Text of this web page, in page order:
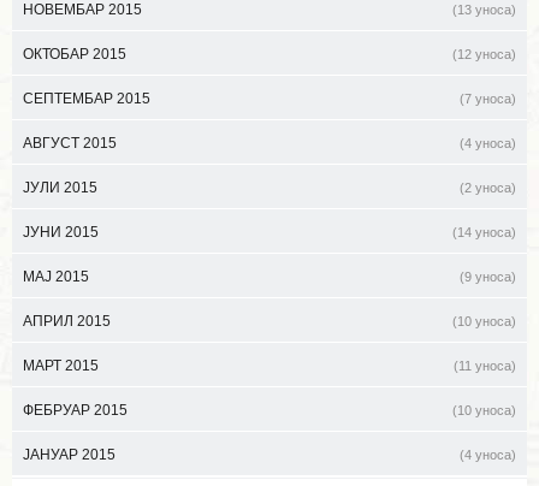
НОВЕМБАР 2015 (13 уноса)
ОКТОБАР 2015 (12 уноса)
СЕПТЕМБАР 2015 (7 уноса)
АВГУСТ 2015 (4 уноса)
ЈУЛИ 2015 (2 уноса)
ЈУНИ 2015 (14 уноса)
МАЈ 2015 (9 уноса)
АПРИЛ 2015 (10 уноса)
МАРТ 2015 (11 уноса)
ФЕБРУАР 2015 (10 уноса)
ЈАНУАР 2015 (4 уноса)